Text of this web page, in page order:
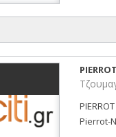
Pierrot-